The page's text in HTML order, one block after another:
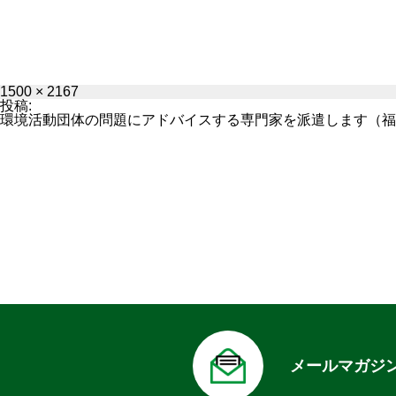
フ
ル
サ
1500 × 2167
投稿:
環境活動団体の問題にアドバイスする専門家を派遣します（
メールマガジ